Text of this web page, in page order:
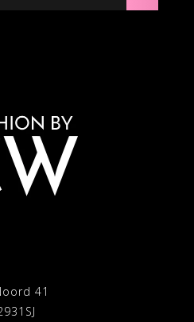
41